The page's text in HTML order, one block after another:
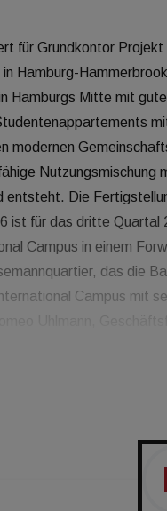
für Grundkontor
Hamburg-
Hamburgs Mitte mit
modernen
Nutzungsmischung
entsteht. Die
ist für das dritte
Campus in einem
das die
Campus mit
Viva und My Apart